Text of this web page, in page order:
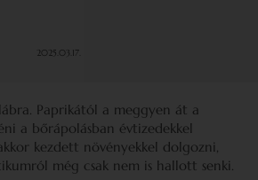
2025.03.17.
Paprikától a meggyen át a
a bőrápolásban évtizedekkel
kezdett növényekkel dolgozni,
még csak nem is hallott senki.